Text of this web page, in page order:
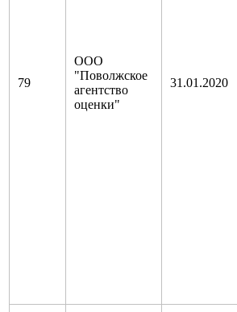
79
ООО
"Поволжское
агентство
оценки"
31.01.2020